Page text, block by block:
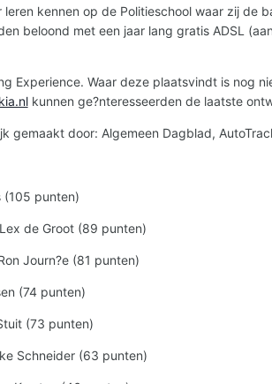
kennen op de Politieschool waar zij de
beloond met een jaar lang gratis ADSL
Experience. Waar deze plaatsvindt is nog
kunnen ge?nteresseerden de laatste
gemaakt door: Algemeen Dagblad,
(105 punten)
de Groot (89 punten)
Journ?e (81 punten)
(74 punten)
(73 punten)
Schneider (63 punten)